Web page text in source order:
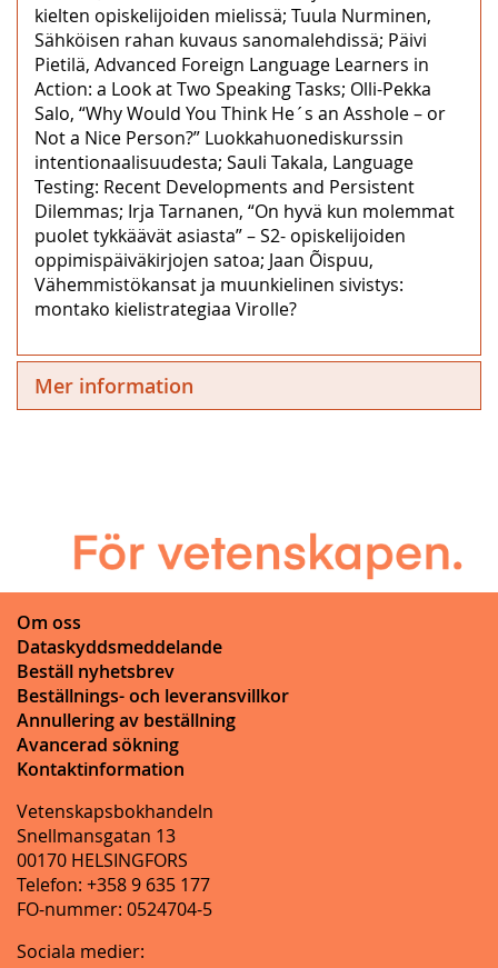
kielten opiskelijoiden mielissä; Tuula Nurminen,
Sähköisen rahan kuvaus sanomalehdissä; Päivi
Pietilä, Advanced Foreign Language Learners in
Action: a Look at Two Speaking Tasks; Olli-Pekka
Salo, “Why Would You Think He´s an Asshole – or
Not a Nice Person?” Luokkahuonediskurssin
intentionaalisuudesta; Sauli Takala, Language
Testing: Recent Developments and Persistent
Dilemmas; Irja Tarnanen, “On hyvä kun molemmat
puolet tykkäävät asiasta” – S2- opiskelijoiden
oppimispäiväkirjojen satoa; Jaan Õispuu,
Vähemmistökansat ja muunkielinen sivistys:
montako kielistrategiaa Virolle?
Mer information
Om oss
Dataskyddsmeddelande
Beställ nyhetsbrev
Beställnings- och leveransvillkor
Annullering av beställning
Avancerad sökning
Kontaktinformation
Vetenskapsbokhandeln
Snellmansgatan 13
00170 HELSINGFORS
Telefon: +358 9 635 177
FO-nummer: 0524704-5
Sociala medier: